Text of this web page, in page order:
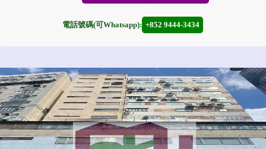
電話號碼(可Whatsapp): +852 9444-3434